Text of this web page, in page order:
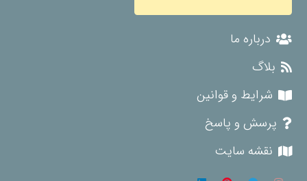
درباره ما
بلاگ
شرایط و قوانین
پرسش و پاسخ
نقشه سایت